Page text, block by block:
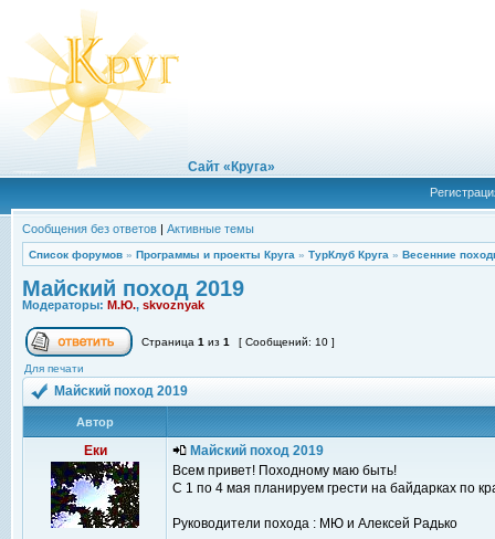
Сайт «Круга»
Сообщения без ответов | Активные темы
Список форумов » Программы и проекты Круга » ТурКлуб Круга » Весенние
Майский поход 2019
Модераторы: М.Ю., skvoznyak
Страница 1 из 1 [ Сообщений: 10 ]
Для печати
Майский поход 2019
Автор
Еки
Майский поход 2019
Всем привет! Походному маю быть!
С 1 по 4 мая планируем грести на байдарках по
Руководители похода : МЮ и Алексей Радько